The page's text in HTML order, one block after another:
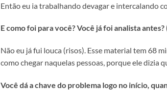
Então eu ia trabalhando devagar e intercalando
E como foi para você? Você já foi analista antes?
Não eu já fui louca (risos). Esse material tem 68
como chegar naquelas pessoas, porque ele dizia
Você dá a chave do problema logo no início,